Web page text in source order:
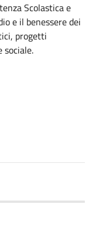
Scolastica e
e il benessere dei
progetti